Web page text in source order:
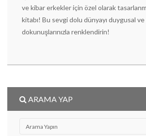
ve kibar erkekler için özel olarak
kitabı! Bu sevgi dolu dünyayı duygusal
dokunuşlarınızla renklendirin!
ARAMA YAP